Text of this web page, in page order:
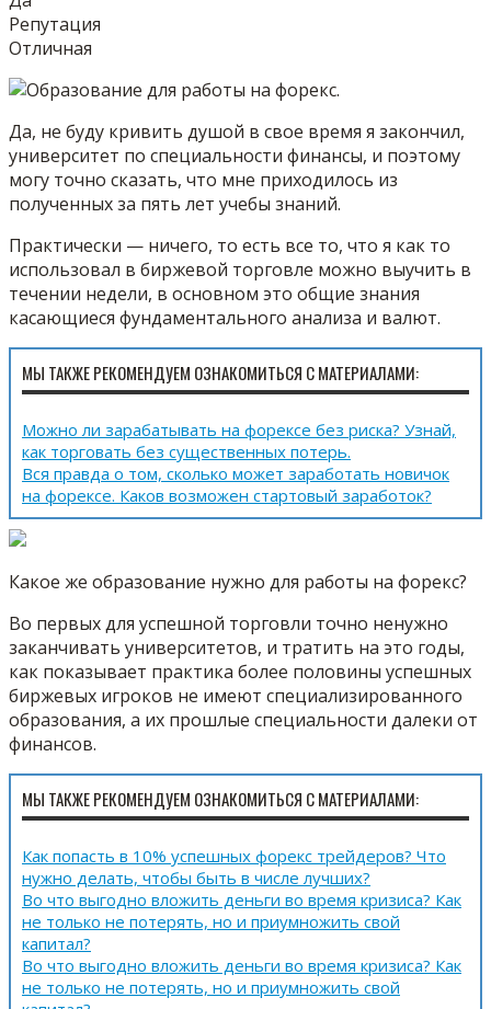
Репутация
Отличная
Да, не буду кривить душой в свое время я закончил,
университет по специальности финансы, и поэтому
могу точно сказать, что мне приходилось из
полученных за пять лет учебы знаний.
Практически — ничего, то есть все то, что я как то
использовал в биржевой торговле можно выучить в
течении недели, в основном это общие знания
касающиеся фундаментального анализа и валют.
МЫ ТАКЖЕ РЕКОМЕНДУЕМ ОЗНАКОМИТЬСЯ С МАТЕРИАЛАМИ:
Можно ли зарабатывать на форексе без риска? Узнай,
как торговать без существенных потерь.
Вся правда о том, сколько может заработать новичок
на форексе. Каков возможен стартовый заработок?
Какое же образование нужно для работы на форекс?
Во первых для успешной торговли точно ненужно
заканчивать университетов, и тратить на это годы,
как показывает практика более половины успешных
биржевых игроков не имеют специализированного
образования, а их прошлые специальности далеки от
финансов.
МЫ ТАКЖЕ РЕКОМЕНДУЕМ ОЗНАКОМИТЬСЯ С МАТЕРИАЛАМИ:
Как попасть в 10% успешных форекс трейдеров? Что
нужно делать, чтобы быть в числе лучших?
Во что выгодно вложить деньги во время кризиса? Как
не только не потерять, но и приумножить свой
капитал?
Во что выгодно вложить деньги во время кризиса? Как
не только не потерять, но и приумножить свой